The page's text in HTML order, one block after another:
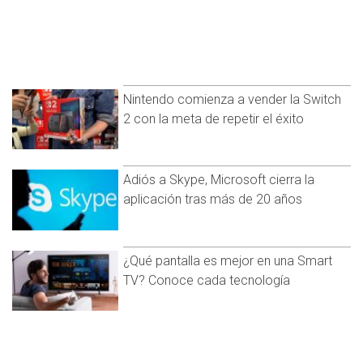
Nintendo comienza a vender la Switch
2 con la meta de repetir el éxito
Adiós a Skype, Microsoft cierra la
aplicación tras más de 20 años
¿Qué pantalla es mejor en una Smart
TV? Conoce cada tecnología